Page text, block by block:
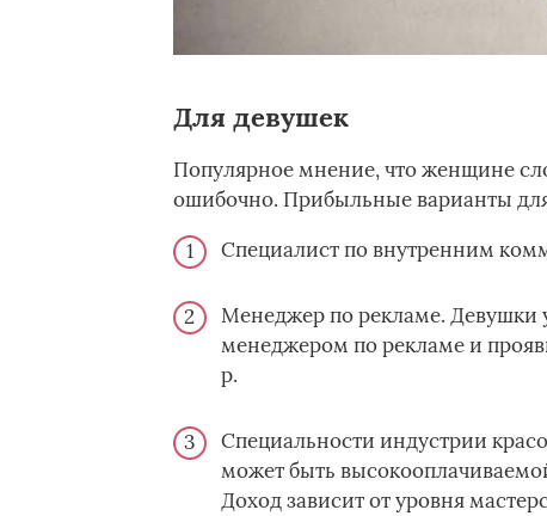
Для девушек
Популярное мнение, что женщине
ошибочно. Прибыльные варианты
Специалист по внутренним
Менеджер по рекламе. Девушки
менеджером по рекламе и
р.
Специальности индустрии
может быть
Доход зависит от уровня